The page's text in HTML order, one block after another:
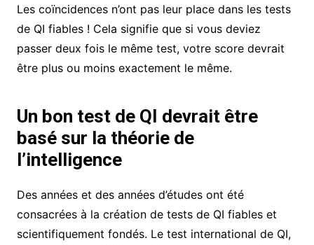
Les coïncidences n’ont pas leur place dans les tests
de QI fiables ! Cela signifie que si vous deviez
passer deux fois le même test, votre score devrait
être plus ou moins exactement le même.
Un bon test de QI devrait être
basé sur la théorie de
l’intelligence
Des années et des années d’études ont été
consacrées à la création de tests de QI fiables et
scientifiquement fondés. Le test international de QI,